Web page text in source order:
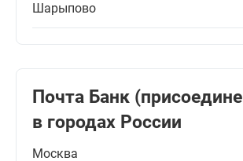
Шарыпово
Почта Банк
в городах России
Москва